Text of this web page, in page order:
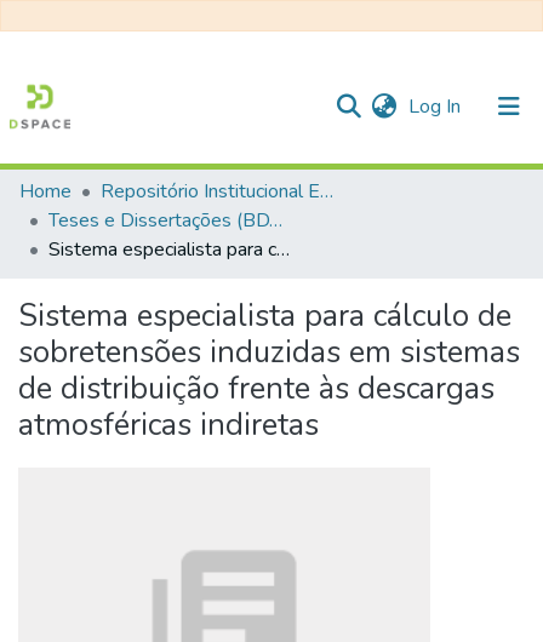
Log In (current)
Communities & Collections
All of DSpace
Statistics
Home
Repositório Institucional EESC
Teses e Dissertações (BDTD USP)
Sistema especialista para cálculo de sobretensões induzidas em sistemas de distribuição frente às descargas atmosféricas indiretas
Sistema especialista para cálculo de
sobretensões induzidas em sistemas
de distribuição frente às descargas
atmosféricas indiretas